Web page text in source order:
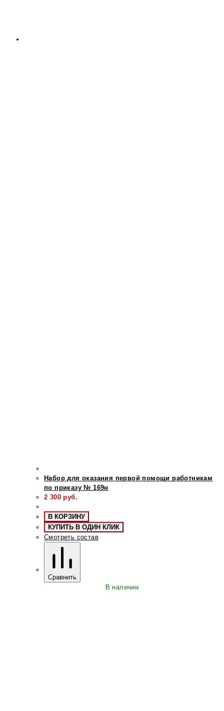
Набор для оказания первой помощи работникам
по приказу № 169н
2 300 руб.
В КОРЗИНУ
КУПИТЬ В ОДИН КЛИК
Смотреть состав
Сравнить
В наличии